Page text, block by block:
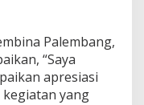
Palembang,
“Saya
apresiasi
kegiatan yang